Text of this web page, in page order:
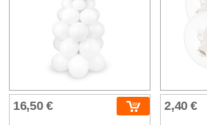
16,50 € 2,40 €